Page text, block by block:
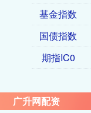
基金指数
国债指数
期指IC0
广升网配资